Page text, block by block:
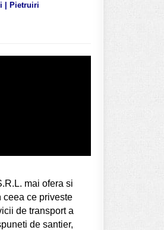
| Pietruiri
mai ofera si
ceea ce priveste
de transport a
de santier,